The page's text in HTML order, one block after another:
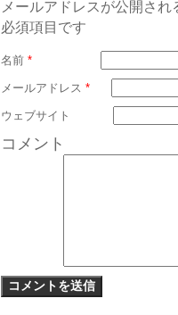
メールアドレスが公開さ
必須項目です
名前 *
メールアドレス *
ウェブサイト
コメント